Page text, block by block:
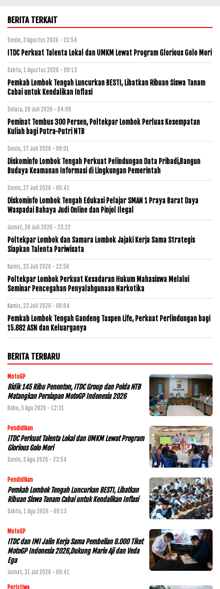
BERITA TERKAIT
Senin, 3 Agustus 2026 - 23:54
ITDC Perkuat Talenta Lokal dan UMKM Lewat Program Glorious Golo Mori
Sabtu, 1 Agustus 2026 - 09:13
Pemkab Lombok Tengah Luncurkan BESTI, Libatkan Ribuan Siswa Tanam
Cabai untuk Kendalikan Inflasi
Selasa, 28 Juli 2026 - 04:09
Peminat Tembus 300 Persen, Poltekpar Lombok Perluas Kesempatan
Kuliah bagi Putra-Putri NTB
Senin, 27 Juli 2026 - 09:01
Diskominfo Lombok Tengah Perkuat Pelindungan Data Pribadi,Bangun
Budaya Keamanan Informasi di Lingkungan Pemerintah
Senin, 27 Juli 2026 - 05:41
Diskominfo Lombok Tengah Edukasi Pelajar SMAN 1 Praya Barat Daya
Waspadai Bahaya Judi Online dan Pinjol Ilegal
Jumat, 24 Juli 2026 - 23:22
Poltekpar Lombok dan Samara Lombok Jajaki Kerja Sama Strategis
Siapkan Talenta Pariwisata
Kamis, 23 Juli 2026 - 22:56
Poltekpar Lombok Perkuat Kesadaran Hukum Mahasiswa Melalui
Seminar Pencegahan Penyalahgunaan Narkotika
Kamis, 23 Juli 2026 - 08:04
Pemkab Lombok Tengah Gandeng Taspen Life, Perkuat Perlindungan bagi
15.882 ASN dan Keluarganya
BERITA TERBARU
MotoGP
Bidik 145 Ribu Penonton, ITDC Group dan Polda NTB
Matangkan Persiapan MotoGP Indonesia 2026
Rabu, 5 Agu 2026 - 12:31
Pendidikan
ITDC Perkuat Talenta Lokal dan UMKM Lewat Program
Glorious Golo Mori
Senin, 3 Agu 2026 - 23:54
Pendidikan
Pemkab Lombok Tengah Luncurkan BESTI, Libatkan
Ribuan Siswa Tanam Cabai untuk Kendalikan Inflasi
Sabtu, 1 Agu 2026 - 09:13
MotoGP
ITDC dan IMI Jalin Kerja Sama Pembelian 8.000 Tiket
MotoGP Indonesia 2026,Dukung Mario Aji dan Veda
Ega
Jumat, 31 Jul 2026 - 09:41